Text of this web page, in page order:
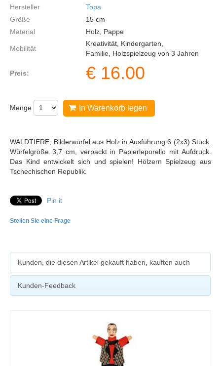
Hersteller
Topa
Größe
15 cm
Material
Holz, Pappe
Mobilität
Kreativität, Kindergarten,
Familie, Holzspielzeug von 3 Jahren
Preis: € 16.00
Menge In Warenkorb legen
WALDTIERE, Bilderwürfel aus Holz in Ausführung 6 (2x3) Stück.
Würfelgröße 3,7 cm, verpackt in Papierleporello mit Aufdruck.
Das Kind entwickelt sich und spielen! Hölzern Spielzeug aus
Tschechischen Republik.
Pin it
Stellen Sie eine Frage
Kunden, die diesen Artikel gekauft haben, kauften auch
Kunden-Feedback